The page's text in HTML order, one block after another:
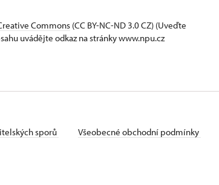
Commons (CC BY-NC-ND 3.0 CZ) (Uveďte
uvádějte odkaz na stránky www.npu.cz
sporů Všeobecné obchodní podmínky